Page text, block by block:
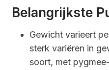
Belangrijkste
Gewicht varieert
sterk variëren in
soort, met